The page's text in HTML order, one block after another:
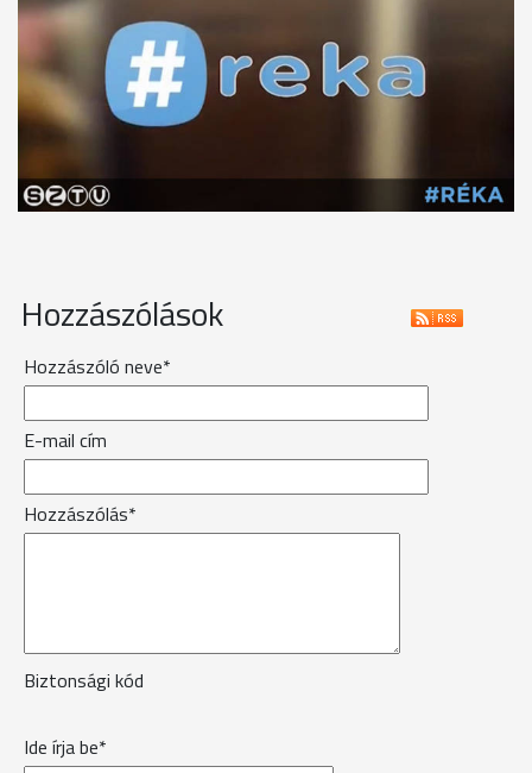
Hozzászólások
Hozzászóló neve*
E-mail cím
Hozzászólás*
Biztonsági kód
Ide írja be*